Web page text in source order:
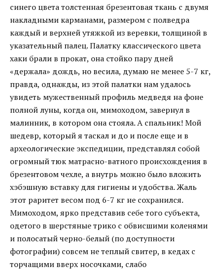
синего цвета толстенная брезентовая ткань с двумя
накладными карманами, размером с полведра
каждый и верхней утяжкой из веревки, толщиной в
указательный палец. Палатку классического цвета
хаки брали в прокат, она стойко пару дней
«держала» дождь, но весила, думаю не менее 5-7 кг,
правда, однажды, из этой палатки нам удалось
увидеть мужественный профиль медведя на фоне
полной луны, когда он, мимоходом, завернул в
малинник, в котором она стояла. А спальник! Мой
шедевр, который я таскал и до и после еще и в
археологические экспедиции, представлял собой
огромный тюк матрасно-ватного происхождения в
брезентовом чехле, а внутрь можно было вложить
хэбэшную вставку для гигиены и удобства. Жаль
этот раритет весом под 6-7 кг не сохранился.
Мимоходом, ярко представив себе того субъекта,
одетого в шерстяные трико с обвисшими коленями
и полосатый черно-белый (по доступности
фотографии) совсем не теплый свитер, в кедах с
торчащими вверх носочками, слабо